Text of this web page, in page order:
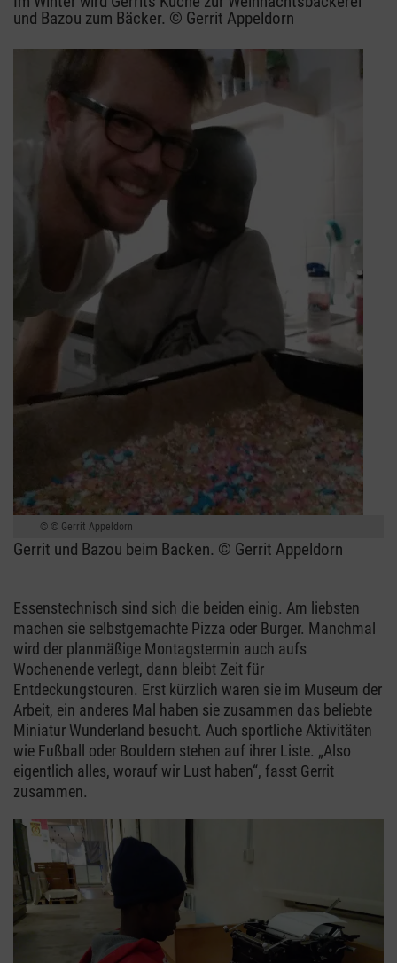
und Bazou zum Bäcker. © Gerrit Appeldorn
© Gerrit Appeldorn
Gerrit und Bazou beim Backen. © Gerrit Appeldorn
Essenstechnisch sind sich die beiden einig. Am liebsten
machen sie selbstgemachte Pizza oder Burger. Manchmal
wird der planmäßige Montagstermin auch aufs
Wochenende verlegt, dann bleibt Zeit für
Entdeckungstouren. Erst kürzlich waren sie im Museum der
Arbeit, ein anderes Mal haben sie zusammen das beliebte
Miniatur Wunderland besucht. Auch sportliche Aktivitäten
wie Fußball oder Bouldern stehen auf ihrer Liste. „Also
eigentlich alles, worauf wir Lust haben“, fasst Gerrit
zusammen.